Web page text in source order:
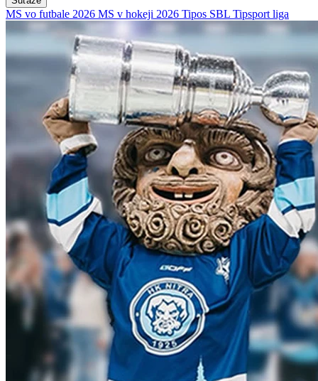
MS vo futbale 2026 MS v hokeji 2026 Tipos SBL Tipsport liga